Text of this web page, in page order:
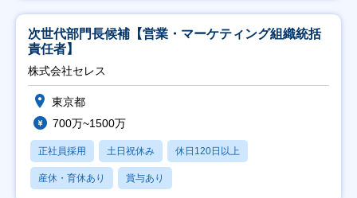
次世代部門長候補【営業・マーケティング組織統括
責任者】
株式会社セレス
東京都
700万~1500万
正社員採用 土日祝休み 休日120日以上
産休・育休あり 賞与あり